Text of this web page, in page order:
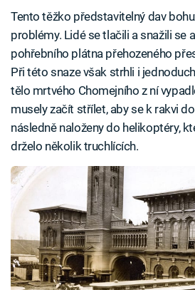
Tento těžko představitelný dav
problémy. Lidé se tlačili a snažili se
pohřebního plátna přehozeného
Při této snaze však strhli i
tělo mrtvého Chomejního z ní
musely začít střílet, aby se k rakvi
následně naloženy do helikoptéry,
drželo několik truchlících.